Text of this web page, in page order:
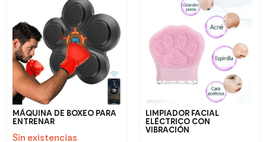
MÁQUINA DE BOXEO PARA
ENTRENAR
Sin existencias
LIMPIADOR FACIAL
ELÉCTRICO CON
VIBRACIÓN